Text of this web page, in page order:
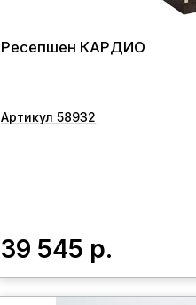
Ресепшен КАРДИО
Артикул 58932
39 545 р.